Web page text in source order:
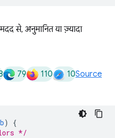
से, अनुमानित या ज़्यादा
79 110 10Source
)
{
*/